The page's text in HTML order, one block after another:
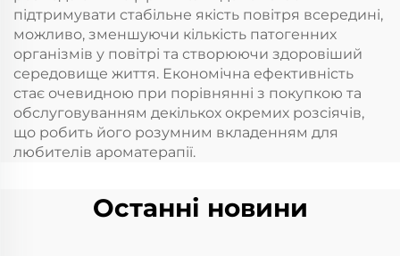
підтримувати стабільне якість повітря всередині,
можливо, зменшуючи кількість патогенних
організмів у повітрі та створюючи здоровіший
середовище життя. Економічна ефективність
стає очевидною при порівнянні з покупкою та
обслуговуванням декількох окремих розсіячів,
що робить його розумним вкладенням для
любителів ароматерапії.
Останні новини